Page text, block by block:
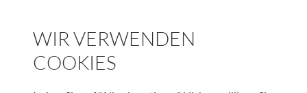
Gedanken – Verzicht
06.03.2019
WIR VERWENDEN
COOKIES